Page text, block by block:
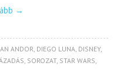
→
ANDOR DIEGO LUNA DISNEY,
SOROZAT, STAR WARS